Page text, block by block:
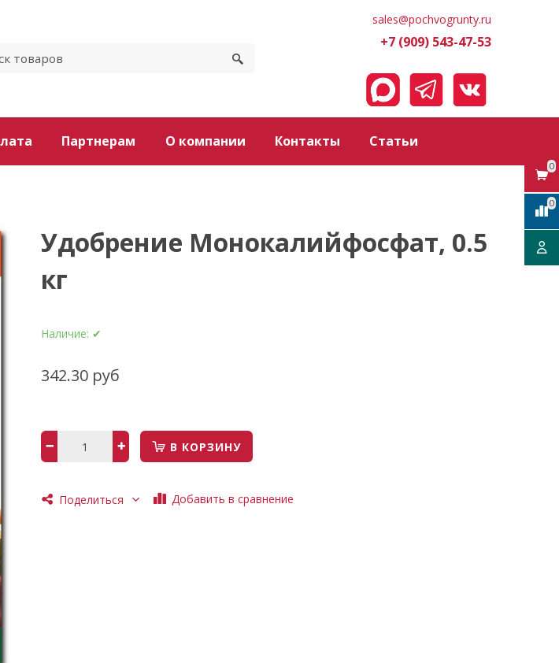
sales@pochvogrunty.ru
+7 (909) 543-47-53
Партнерам О компании Контакты Статьи
Удобрение Монокалийфосфат, 0.5
кг
Наличие: ✔
342.30 руб
В КОРЗИНУ
Поделиться Добавить в сравнение
0
0